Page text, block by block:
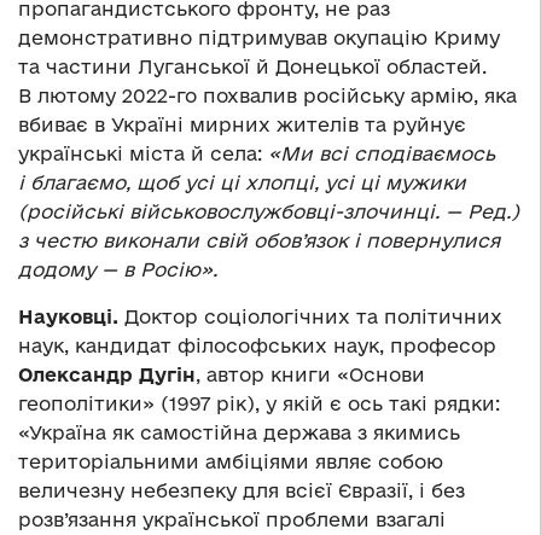
пропагандистського фронту, не раз
демонстративно підтримував окупацію Криму
та частини Луганської й Донецької областей.
В лютому 2022-го похвалив російську армію, яка
вбиває в Україні мирних жителів та руйнує
українські міста й села: «Ми всі сподіваємось
і благаємо, щоб усі ці хлопці, усі ці мужики
(російські військовослужбовці-злочинці. — Ред.)
з честю виконали свій обов’язок і повернулися
додому — в Росію».
Науковці. Доктор соціологічних та політичних
наук, кандидат філософських наук, професор
Олександр Дугін, автор книги «Основи
геополітики» (1997 рік), у якій є ось такі рядки:
«Україна як самостійна держава з якимись
територіальними амбіціями являє собою
величезну небезпеку для всієї Євразії, і без
розв’язання української проблеми взагалі